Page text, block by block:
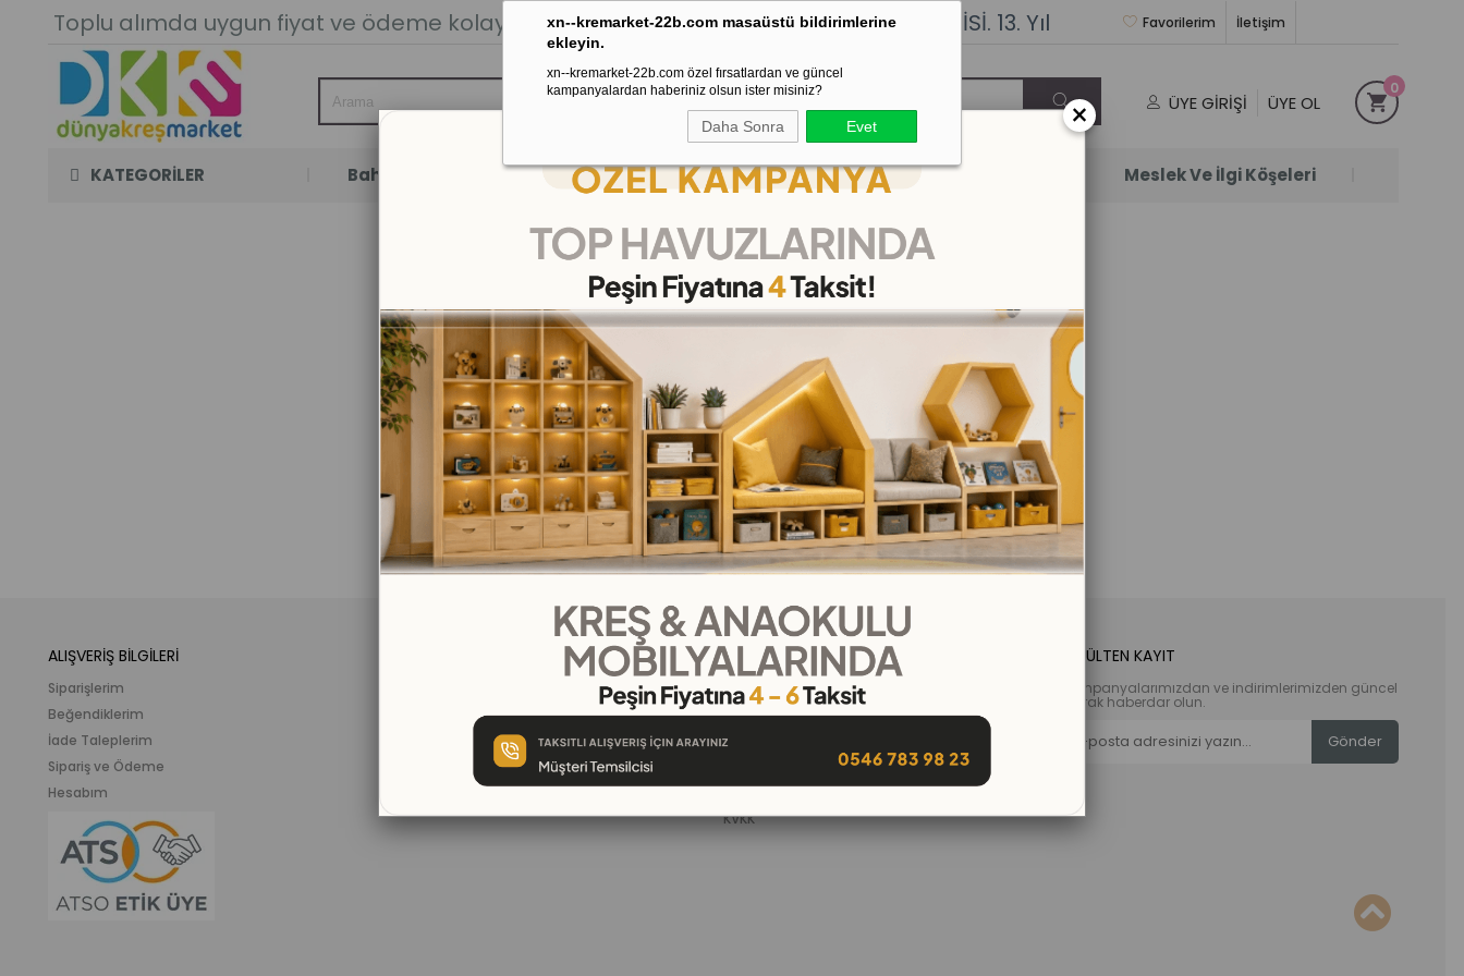
xn--kremarket-22b.com masaüstü bildirimlerine
ekleyin.
xn--kremarket-22b.com özel fırsatlardan ve güncel
kampanyalardan haberiniz olsun ister misiniz?
Daha Sonra Evet
Toplu alımda uygun fiyat ve ödeme kolaylığı. Stoktan Gönderim.% 100İADEGARANTİSİ. 13. Yıl İletişim
Favorilerim
ÜYE GIRIŞI ÜYE OL
0
KATEGORİLER Bahçe Oyun Odası Kaydırak Salıncak Tahterevalli Çok Satanlar Meslek Ve İlgi Köşeleri
ALIŞVERİŞ BİLGİLERİ
Siparişlerim
Beğendiklerim
İade Taleplerim
Sipariş ve Ödeme
Hesabım
Meslek ve İlgi Köşeleri
Eğitici Plastik Oyuncak
KURUMSAL
Hakkımızda
İletişim
Banka Hesap Numaraları
Gizlilik ve Güvenlik
Garanti ve İade
KVKK
E-BÜLTEN KAYIT
Kampanyalarımızdan ve indirimlerimizden güncel
olarak haberdar olun.
Gönder
×